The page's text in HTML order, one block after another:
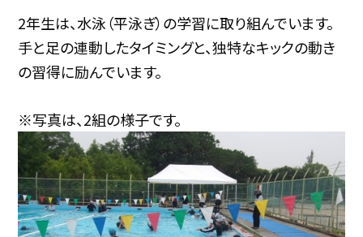
2年生は、水泳（平泳ぎ）の学習に取り組んでいます。
手と足の連動したタイミングと、独特なキックの動き
の習得に励んでいます。
※写真は、2組の様子です。